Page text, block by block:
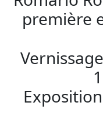
première